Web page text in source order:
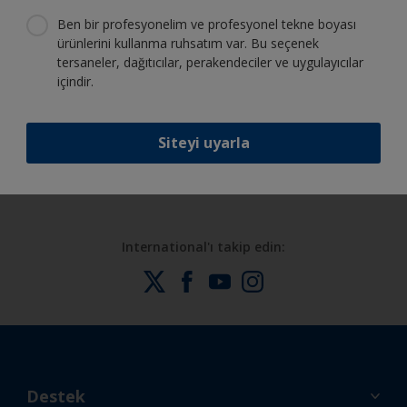
Ben bir profesyonelim ve profesyonel tekne boyası
ürünlerini kullanma ruhsatım var. Bu seçenek
tersaneler, dağıtıcılar, perakendeciler ve uygulayıcılar
içindir.
Siteyi uyarla
olan tüm desteği alın
uzmanlığımızdan faydalanın
International'ı takip edin:
Destek